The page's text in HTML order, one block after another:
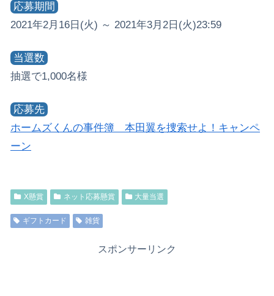
応募期間
2021年2月16日(火) ～ 2021年3月2日(火)23:59
当選数
抽選で1,000名様
応募先
ホームズくんの事件簿 本田翼を捜索せよ！キャンペ
ーン
X懸賞 ネット応募懸賞 大量当選
ギフトカード 雑貨
スポンサーリンク